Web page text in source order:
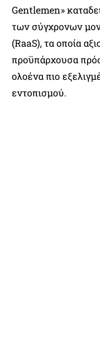
Gentlemen»
των σύγχρονων
(RaaS), τα οποία
προϋπάρχουσα
ολοένα πιο
εντοπισμού.